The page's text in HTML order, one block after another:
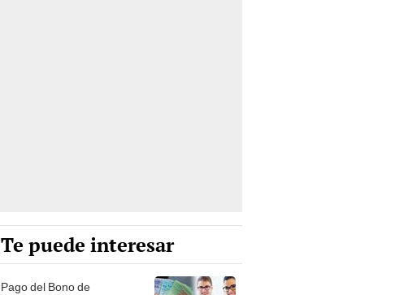
Te puede interesar
Pago del Bono de